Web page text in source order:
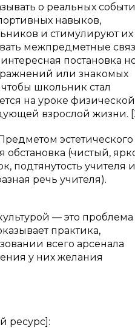
о реальных
навыков,
и стимулируют их
межпредметные
постановка
или знакомых
школьник стал
на уроке физической
взрослой жизни.
эстетического
(чистый,
подтянутость учителя и
речь учителя).
— это проблема
практика,
всего арсенала
у них желания
ресурс]: